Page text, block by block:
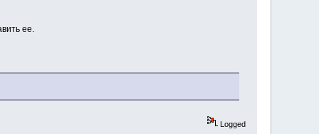
ее.
Logged